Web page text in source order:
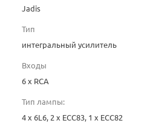
Jadis
Тип
интегральный усилитель
Входы
6 x RCA
Тип лампы:
4 х 6L6, 2 x ECC83, 1 x ECC82